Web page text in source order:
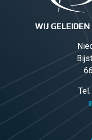
WIJ
Tel.